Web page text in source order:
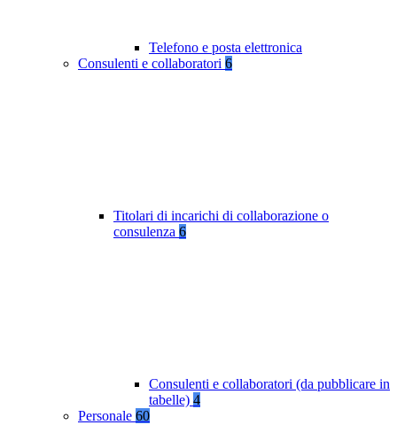
Telefono e posta elettronica
Consulenti e collaboratori 6
Titolari di incarichi di collaborazione o
consulenza 6
Consulenti e collaboratori (da pubblicare in
tabelle) 4
Personale 60